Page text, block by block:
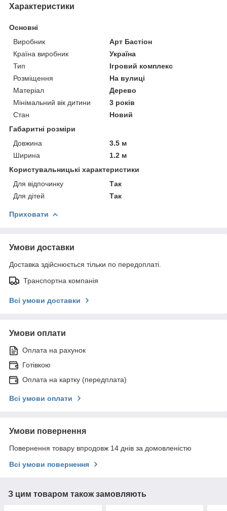
Характеристики
Основні
Виробник
Арт Бастіон
Країна виробник
Україна
Тип
Ігровий комплекс
Розміщення
На вулиці
Матеріал
Дерево
Мінімальний вік дитини
3 років
Стан
Новий
Габаритні розміри
Довжина
3.5 м
Ширина
1.2 м
Користувальницькі характеристики
Для відпочинку
Так
Для дітей
Так
Приховати
Умови доставки
Доставка здійснюється тільки по передоплаті.
Транспортна компанія
Всі умови доставки
Умови оплати
Оплата на рахунок
Готівкою
Оплата на картку (передплата)
Всі умови оплати
Умови повернення
Повернення товару впродовж 14 днів за домовленістю
Всі умови повернення
З цим товаром також замовляють